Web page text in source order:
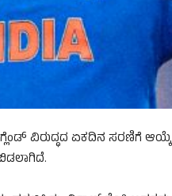
ವಿರುದ್ಧದ ಏಕದಿನ ಸರಣಿಗೆ ಆಯ್ಕೆ